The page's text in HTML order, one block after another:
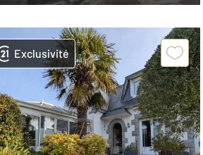
Exclusivité